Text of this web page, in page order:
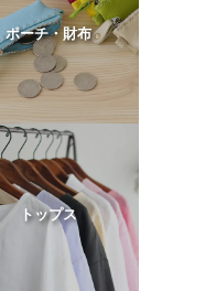
ポーチ・財布
トップス